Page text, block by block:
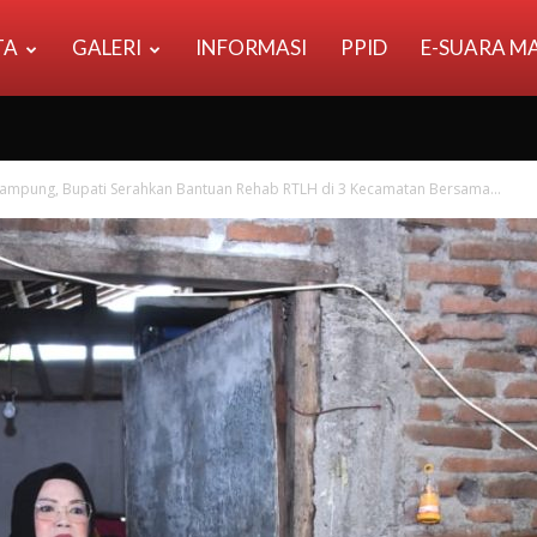
GALERI INFORMASI PPID E-SUARA
Bupati Serahkan Bantuan Rehab RTLH di 3 Kecamatan Bersama...